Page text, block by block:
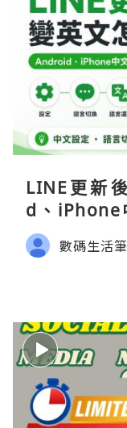
LINE更新
d、iPhone
指南
數碼生活